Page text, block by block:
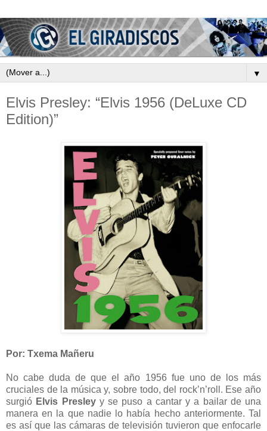
▼
Elvis Presley: “Elvis 1956 (DeLuxe CD
Edition)”
Por: Txema Mañeru
No cabe duda de que el año 1956 fue uno de los más
cruciales de la música y, sobre todo, del rock’n’roll. Ese año
surgió Elvis Presleyy se puso a cantar y a bailar de una
manera en la que nadie lo había hecho anteriormente. Tal
es así que las cámaras de televisión tuvieron que enfocarle